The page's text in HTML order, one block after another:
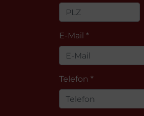
E-Mail *
Telefon *